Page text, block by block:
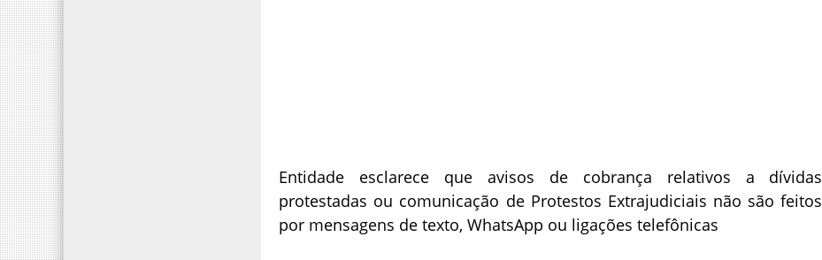
Entidade esclarece que avisos de cobrança relativos a dívidas
protestadas ou comunicação de Protestos Extrajudiciais não são feitos
por mensagens de texto, WhatsApp ou ligações telefônicas